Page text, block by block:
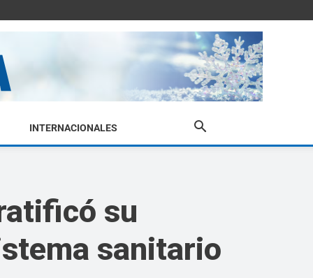
INTERNACIONALES
su
sanitario